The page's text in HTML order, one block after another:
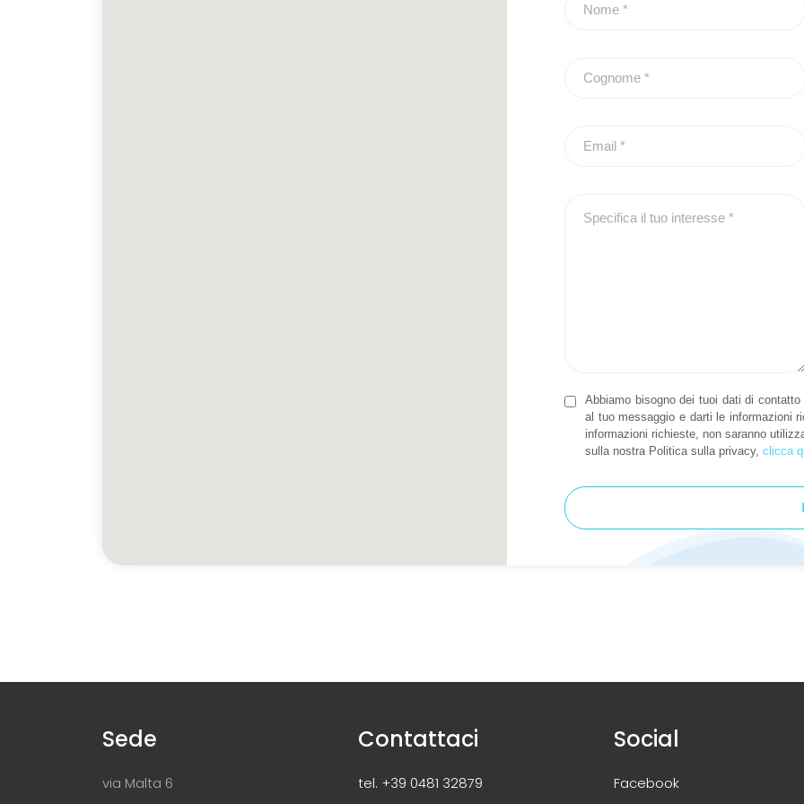
Abbiamo bisogno dei tuoi dati di
al tuo messaggio e darti le informazioni
informazioni richieste, non saranno
sulla nostra Politica sulla privacy, clicca
Sede
via Malta 6
Contattaci
tel. +39 0481 32879
Social
Facebook